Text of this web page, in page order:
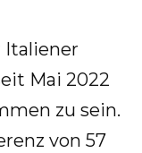
Italiener
Mai 2022
zu sein.
von 57